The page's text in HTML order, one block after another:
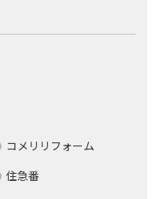
コメリリフォーム
住急番